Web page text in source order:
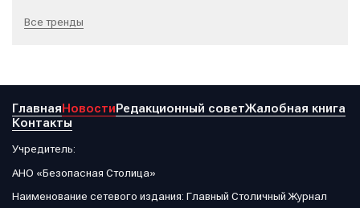
Все тренды
ГлавнаяНовостиРедакционный советЖалобная книга
Контакты
Учредитель:
АНО «Безопасная Столица»
Наименование сетевого издания: Главный Столичный Журнал